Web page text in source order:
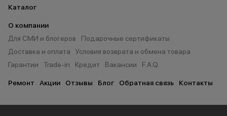
Каталог
О компании
Для СМИ и блогеров
Подарочные сертификаты
Доставка и оплата
Условия возврата и обмена товара
Гарантии
Trade-in Кредит Вакансии F.A.Q.
Ремонт Акции Отзывы Блог Обратная связь Контакты